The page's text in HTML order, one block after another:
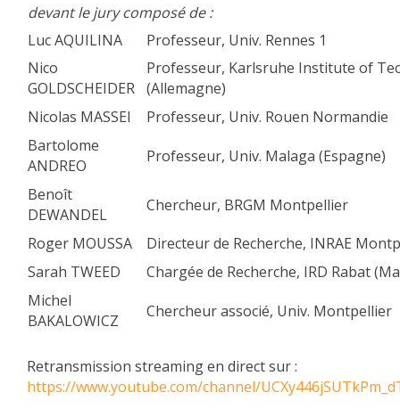
devant le jury composé de :
Luc AQUILINA
Professeur, Univ. Rennes 1
Nico
GOLDSCHEIDER
Professeur, Karlsruhe Institute of
(Allemagne)
Nicolas MASSEI
Professeur, Univ. Rouen Normandie
Bartolome
ANDREO
Professeur, Univ. Malaga (Espagne)
Benoît
DEWANDEL
Chercheur, BRGM Montpellier
Roger MOUSSA
Directeur de Recherche, INRAE
Sarah TWEED
Chargée de Recherche, IRD Rabat
Michel
BAKALOWICZ
Chercheur associé, Univ. Montpellier
Retransmission streaming en direct sur :
https://www.youtube.com/channel/